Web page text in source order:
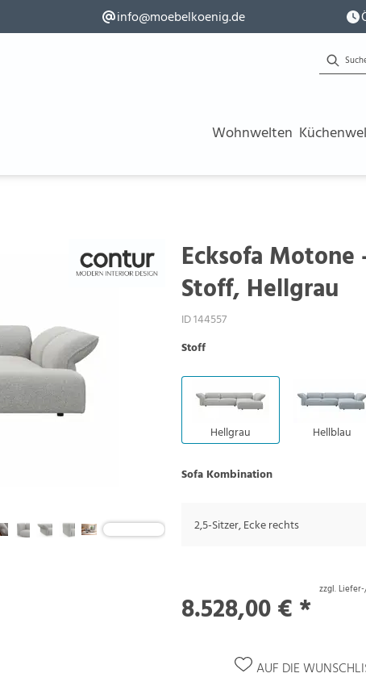
info@moebelkoenig.de
Wohnwelten
Ecksofa
Stoff, Hellgrau
ID 144557
Stoff
Hellgrau Hellblau
Sofa Kombination
2,5-Sitzer, Ecke rechts
8.528,00 € *
zzgl.
AUF DIE